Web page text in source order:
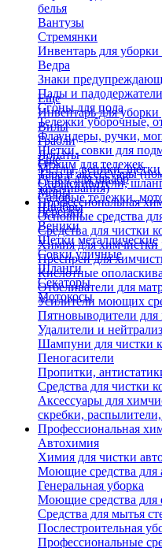
белья
Вантузы
Стремянки
Инвентарь для
Ведра
Знаки
Пады и падодержатели
Сгоны для пола
Тележки уборочные,
Флаундеры, ручки,
Щетки, совки для
Отжим для тележек
Ручки для швабр
Мопы
Швабры
Еще
Инвентарь для уборки
Вилы
Грабли
Лопаты
Метлы, веники, щетки
Опрыскиватели,
Садовые тележки,
Черенки
Веники
Щетки металлические
Совки уличные
Шланги
Секаторы
Мотокосы
Еще
Тара и аксессуары
замачивания)
Профессиональная
Основные средства
Средства для чистки
Химия для химчистки
Преспреи для
Кислотные
Отбеливатели для
Усилители моющих
Пятновыводители для
Удалители и
Шампуни для чистки
Пеногасители
Пропитки,
Средства для чистки
Аксессуары для
скребки,
Профессиональная
Автохимия
Химия для чистки
Моющие средства для
Генеральная уборка
Моющие средства для
Средства для мытья
Послестроительная
Профессиональные